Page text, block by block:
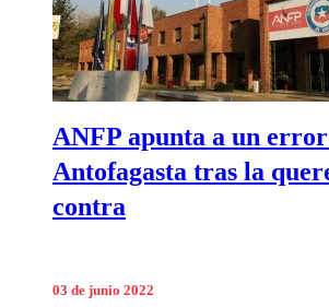
ANFP apunta a un
Antofagasta tras la
contra
03 de junio 2022